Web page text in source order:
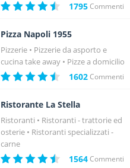
1795Commenti
Pizza Napoli 1955
Pizzerie
Pizzerie da asporto e
cucina take away
Pizze a domicilio
1602Commenti
Ristorante La Stella
Ristoranti
Ristoranti - trattorie ed
osterie
Ristoranti specializzati -
carne
1564Commenti